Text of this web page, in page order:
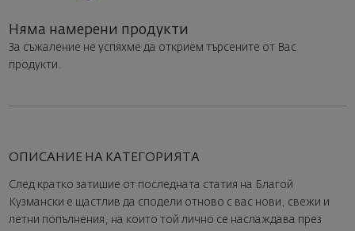
Няма намерени продукти
За съжаление не успяхме да открием търсените от Вас
продукти.
ОПИСАНИЕ НА КАТЕГОРИЯТА
След кратко затишие от последната статия на Благой
Кузмански е щастлив да сподели отново с вас нови, свежи и
летни попълнения, на които той лично се наслаждава през